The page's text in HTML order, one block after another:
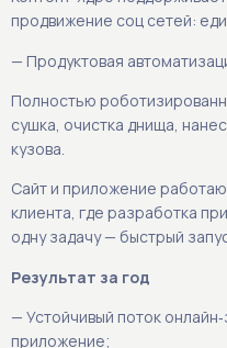
продвижение соц сетей:
— Продуктовая
Полностью
сушка, очистка днища,
кузова.
Сайт и приложение
клиента, где разработка
одну задачу — быстрый
Результат за год
— Устойчивый поток
приложение;